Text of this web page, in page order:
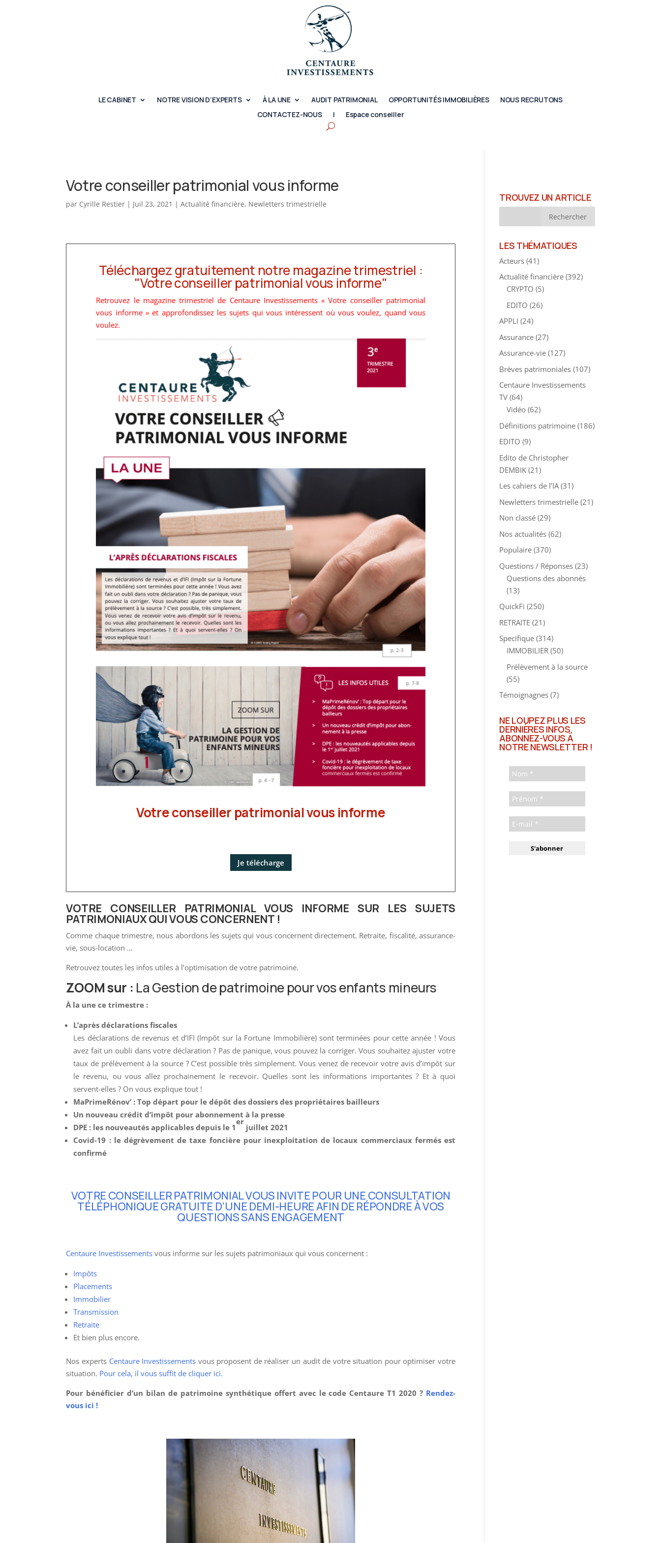
LE CABINET NOTRE VISION D’EXPERTS À LA UNE AUDIT PATRIMONIAL OPPORTUNITÉS IMMOBILIÈRES
NOUS RECRUTONS
CONTACTEZ-NOUS
| Espace conseiller
Votre conseiller patrimonial vous informe
par Cyrille Restier | Juil 23, 2021 |Actualité financière, Newletters trimestrielle
Téléchargez gratuitement notre magazine trimestriel :
"Votre conseiller patrimonial vous informe"
Retrouvez le magazine trimestriel de Centaure Investissements « Votre conseiller patrimonial
vous informe » et approfondissez les sujets qui vous intéressent où vous voulez, quand vous
voulez.
Votre conseiller patrimonial vous informe
Je télécharge
VOTRE CONSEILLER PATRIMONIAL VOUS INFORME SUR LES SUJETS
PATRIMONIAUX QUI VOUS CONCERNENT !
Comme chaque trimestre, nous abordons les sujets qui vous concernent directement. Retraite, fiscalité, assurance-
vie, sous-location …
Retrouvez toutes les infos utiles à l’optimisation de votre patrimoine.
ZOOM sur : La Gestion de patrimoine pour vos enfants mineurs
À la une ce trimestre :
L’après déclarations fiscales
Les déclarations de revenus et d’IFI (Impôt sur la Fortune Immobilière) sont terminées pour cette année ! Vous
avez fait un oubli dans votre déclaration ? Pas de panique, vous pouvez la corriger. Vous souhaitez ajuster votre
taux de prélèvement à la source ? C’est possible très simplement. Vous venez de recevoir votre avis d’impôt sur
le revenu, ou vous allez prochainement le recevoir. Quelles sont les informations importantes ? Et à quoi
servent-elles ? On vous explique tout !
MaPrimeRénov’ : Top départ pour le dépôt des dossiers des propriétaires bailleurs
Un nouveau crédit d’impôt pour abonnement à la presse
DPE : les nouveautés applicables depuis le 1
er
juillet 2021
Covid-19 : le dégrèvement de taxe foncière pour inexploitation de locaux commerciaux fermés est
confirmé
VOTRE CONSEILLER PATRIMONIAL VOUS INVITE POUR UNE CONSULTATION
TÉLÉPHONIQUE GRATUITE D’UNE DEMI-HEURE AFIN DE RÉPONDRE À VOS
QUESTIONS SANS ENGAGEMENT
Centaure Investissements vous informe sur les sujets patrimoniaux qui vous concernent :
Impôts
Placements
Immobilier
Transmission
Retraite
Et bien plus encore.
Nos expertsCentaure Investissements vous proposent de réaliser un audit de votre situation pour optimiser votre
situation. Pour cela, il vous suffit de cliquer ici.
Pour bénéficier d’un bilan de patrimoine synthétique offert avec le code Centaure T1 2020 ? Rendez-
vous ici !
TROUVEZ UN ARTICLE
LES THÉMATIQUES
Acteurs (41)
Actualité financière (392)
CRYPTO (5)
EDITO (26)
APPLI (24)
Assurance (27)
Assurance-vie (127)
Brèves patrimoniales (107)
Centaure Investissements
TV (64)
Vidéo (62)
Définitions patrimoine (186)
EDITO (9)
Edito de Christopher
DEMBIK (21)
Les cahiers de l’IA(31)
Newletters trimestrielle (21)
Non classé (29)
Nos actualités (62)
Populaire (370)
Questions / Réponses (23)
Questions des abonnés
(13)
QuickFi (250)
RETRAITE (21)
Specifique (314)
IMMOBILIER (50)
Prélèvement à la source
(55)
Témoignagnes (7)
NE LOUPEZ PLUS LES
DERNIÈRES INFOS,
ABONNEZ-VOUS À
NOTRE NEWSLETTER !